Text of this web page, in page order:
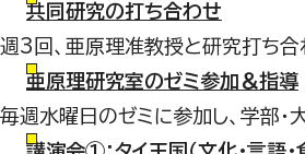
共同研究の打ち合わせ
週 3 回、亜原理准教授と研究打ち合
亜原理研究室のゼミ参加＆指導
毎週水曜日のゼミに参加し、学部・